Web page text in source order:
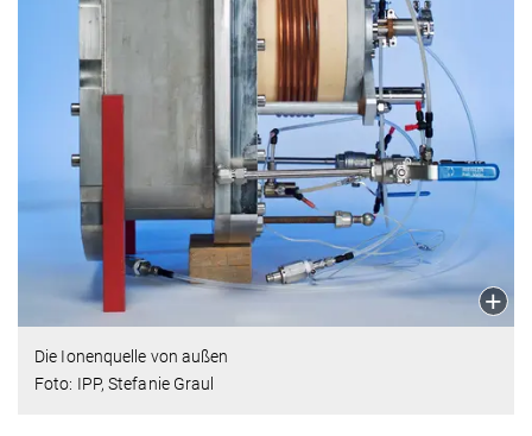
Die Ionenquelle von außen
Foto: IPP, Stefanie Graul